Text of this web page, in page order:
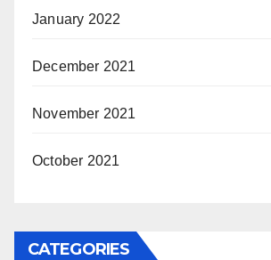
January 2022
December 2021
November 2021
October 2021
CATEGORIES